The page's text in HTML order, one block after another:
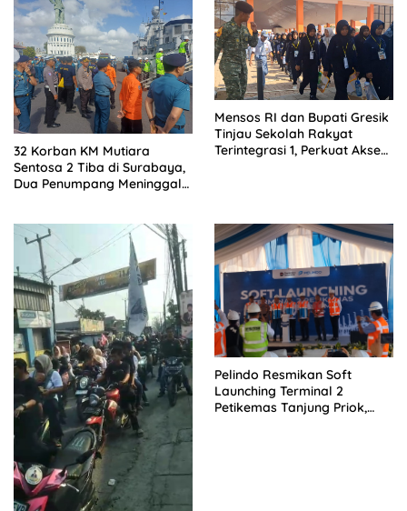
32 Korban KM Mutiara
Sentosa 2 Tiba di Surabaya,
Dua Penumpang Meninggal
Mensos RI dan Bupati Gresik
Tinjau Sekolah Rakyat
Terintegrasi 1, Perkuat Akses
Pelindo Resmikan Soft
Launching Terminal 2
Petikemas Tanjung Priok,